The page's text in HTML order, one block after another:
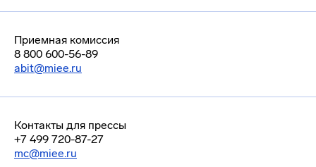
Приемная комиссия
8 800 600-56-89
abit@miee.ru
Контакты для прессы
+7 499 720-87-27
mc@miee.ru